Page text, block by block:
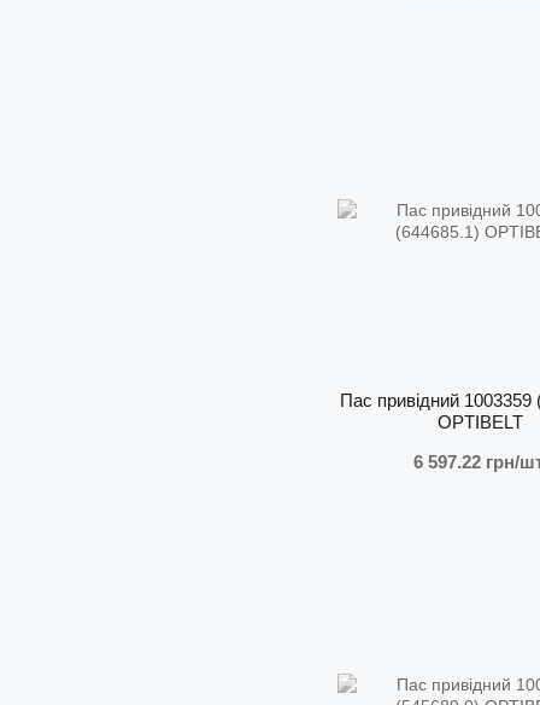
Пас привідний 1003359
OPTIBELT
6 597.22 грн/